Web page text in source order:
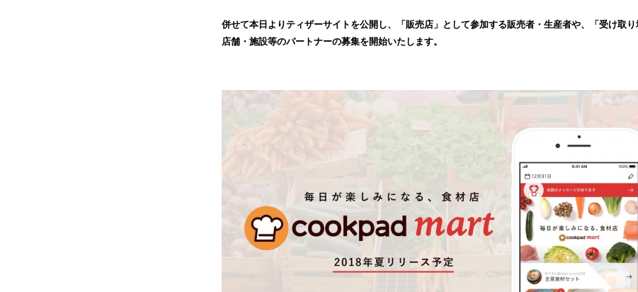
読
併せて本日よりティザーサイトを公開し、「販売店」として参加する販売者・生産者や、「受け取
店舗・施設等のパートナーの募集を開始いたします。